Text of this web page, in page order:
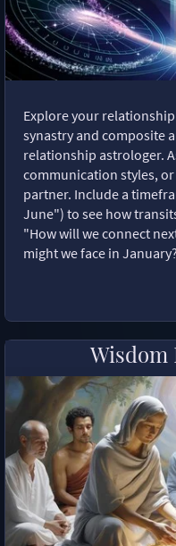
Explore your
synastry and composite
relationship astrologer.
communication styles,
partner. Include a
June") to see how
"How will we connect
might we face in
Wisdom